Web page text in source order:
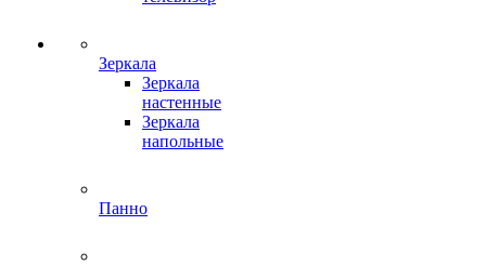
Зеркала
Зеркала
настенные
Зеркала
напольные
Панно